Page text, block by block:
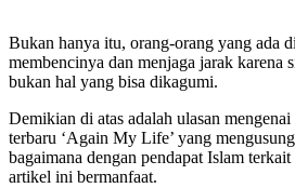
Bukan hanya itu, orang-orang yang ada
membencinya dan menjaga jarak karena
bukan hal yang bisa dikagumi.
Demikian di atas adalah ulasan
terbaru ‘Again My Life’ yang
bagaimana dengan pendapat Islam
artikel ini bermanfaat.